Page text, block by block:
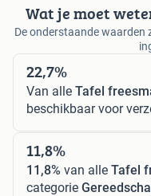
Wat je moet
De onderstaande waarden
22,7%
Van alle Tafel
beschikbaar voor
11,8%
11,8% van alle Tafel
categorie